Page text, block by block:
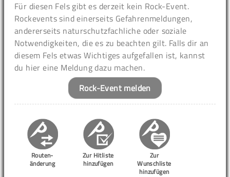
Für diesen Fels gibt es derzeit kein Rock-Event.
Rockevents sind einerseits Gefahrenmeldungen,
andererseits naturschutzfachliche oder soziale
Notwendigkeiten, die es zu beachten gilt. Falls dir an
diesem Fels etwas Wichtiges aufgefallen ist, kannst
du hier eine Meldung dazu machen.
Rock-Event melden
Routen-
änderung
Zur Hitliste
hinzufügen
Zur
Wunschliste
hinzufügen